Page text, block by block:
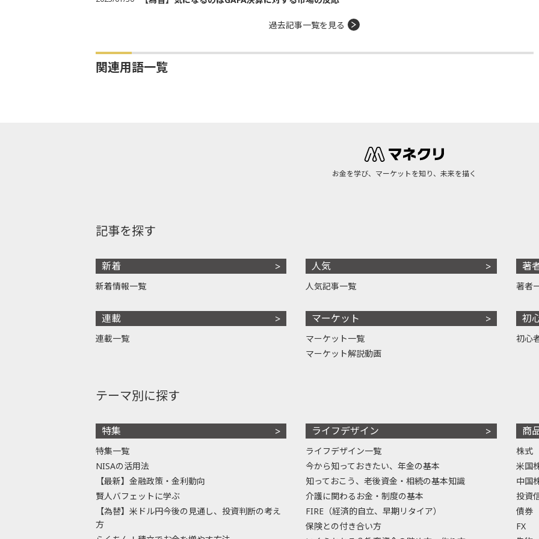
過去記事一覧を見る
関連用語一覧
お金を学び、マーケットを知り、未来を描く
記事を探す
新着
新着情報一覧
連載
連載一覧
人気
人気記事一覧
マーケット
マーケット一覧
マーケット解説動画
著
著者
初
初心
テーマ別に探す
特集
特集一覧
NISAの活用法
【最新】金融政策・金利動向
賢人バフェットに学ぶ
【為替】米ドル円今後の見通し、投資判断の考え
方
ライフデザイン
ライフデザイン一覧
今から知っておきたい、年金の基本
知っておこう、老後資金・相続の基本知識
介護に関わるお金・制度の基本
FIRE（経済的自立、早期リタイア）
保険との付き合い方
商
株式
米国
中国
投資
債券
FX